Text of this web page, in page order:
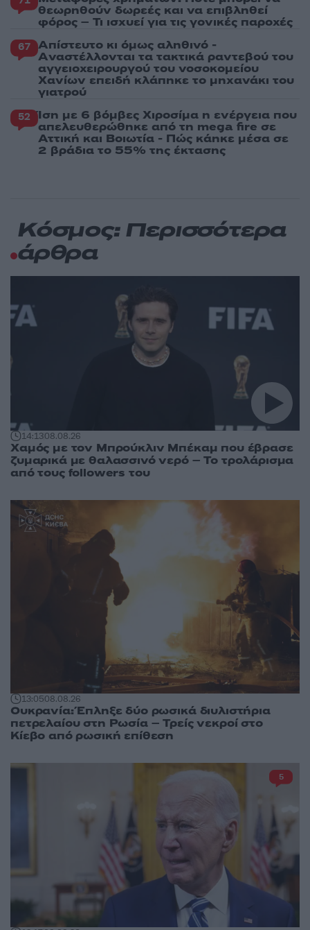
θεωρηθούν δωρεές και να επιβληθεί
φόρος – Τι ισχυεί για τις γονικές παροχές
67 Απίστευτο κι όμως αληθινό -
Aναστέλλονται τα τακτικά ραντεβού του
αγγειοχειρουργού του νοσοκομείου
Χανίων επειδή κλάπηκε το μηχανάκι του
γιατρού
52 Ίση με 6 βόμβες Χιροσίμα η ενέργεια που
απελευθερώθηκε από τη mega fire σε
Αττική και Βοιωτία - Πώς κάηκε μέσα σε
2 βράδια το 55% της έκτασης
Κόσμος: Περισσότερα
άρθρα
14:1308.08.26
Χαμός με τον Μπρούκλιν Μπέκαμ που έβρασε
ζυμαρικά με θαλασσινό νερό – Το τρολάρισμα
από τους followers του
13:0508.08.26
Ουκρανία: Έπληξε δύο ρωσικά διυλιστήρια
πετρελαίου στη Ρωσία – Τρείς νεκροί στο
Κίεβο από ρωσική επίθεση
5